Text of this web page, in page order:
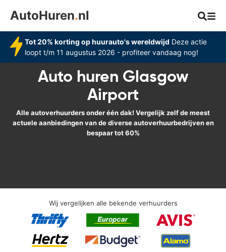
AutoHuren.nl
Tot 20% korting op huurauto's wereldwijd Deze actie
loopt t/m 11 augustus 2026 - profiteer vandaag nog!
Auto huren Glasgow
Airport
Alle autoverhuurders onder één dak! Vergelijk zelf de meest
actuele aanbiedingen van de diverse autoverhuurbedrijven en
bespaar tot 60%
Wij vergelijken alle bekende verhuurders